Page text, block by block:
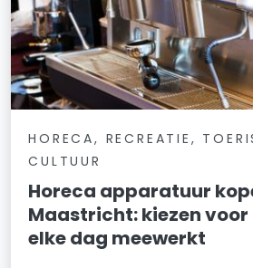
HORECA, RECREATIE,
CULTUUR
Horeca apparatuur
Maastricht: kiezen
elke dag meewerkt